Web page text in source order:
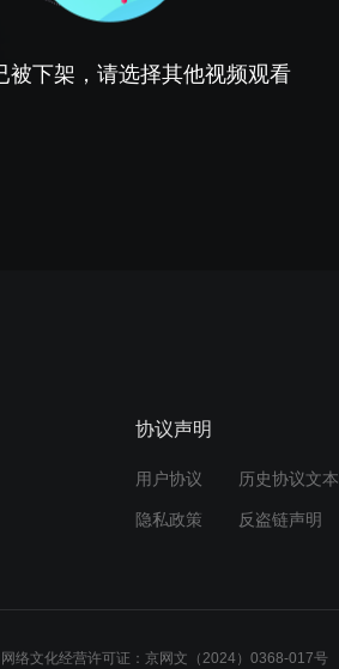
被下架，请选择其他视频观看
协议声明
用户协议 历史协议文本
隐私政策 反盗链声明
网络文化经营许可证：京网文（2024）0368-017号